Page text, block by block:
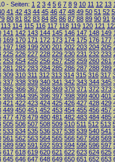
- Seiten: 1 2 3 4 5 6 7 8 9 10 11 12 13
41 42 43 44 45 46 47 48 49 50 51 52
80 81 82 83 84 85 86 87 88 89 90 91
113 114 115 116 117 118 119 120 121
141 142 143 144 145 146 147 148 149
169 170 171 172 173 174 175 176 177
197 198 199 200 201 202 203 204 205
225 226 227 228 229 230 231 232 233
253 254 255 256 257 258 259 260 261
281 282 283 284 285 286 287 288 289
309 310 311 312 313 314 315 316 317
337 338 339 340 341 342 343 344 345
365 366 367 368 369 370 371 372 373
393 394 395 396 397 398 399 400 401
421 422 423 424 425 426 427 428 429
449 450 451 452 453 454 455 456 457
477 478 479 480 481 482 483 484 485
505 506 507 508 509 510 511 512 513
533 534 535 536 537 538 539 540 541
561 562 563 564 565 566 567 568 569
589 590 591 592 593 594 595 596 597
617 618 619 620 621 622 623 624 625
645 646 647 648 649 650 651 652 653